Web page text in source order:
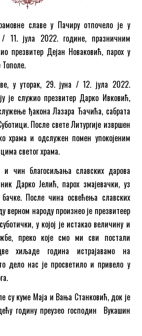
славе у Пачиру отпочело је у
11. јула 2022. године, празничним
презвитер Дејан Новаковић, парох у
у уторак, 29. јуна / 12. јула 2022.
је служио презвитер Дарко Ивковић,
ђакона Лазара Ђачића, сабрата
После свете Литургије извршен
храма и одслужен помен упокојеним
светог храма.
и чин благосиљања славских дарова
Дарко Јелић, парох змајевачки, уз
бачке. После чина освећења славских
верном народу произнео је презвитеер
у којој је истакао величину и
преко које смо ми сви постали
хиљаде година истрајавамо на
дело нас је просветило и привело у
су куме Маја и Вања Станковић, док је
годину преузео господин Вукашин